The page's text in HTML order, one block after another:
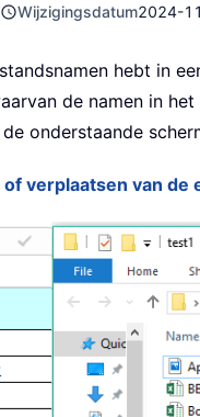
Wijzigingsdatum2024-
hebt in
de namen in
onderstaande
verplaatsen van de